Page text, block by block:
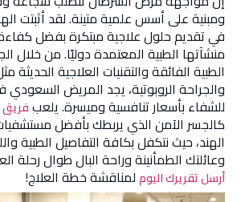
ومبنية على أسس علمية متينة. لقد أثبتت
في تقديم حلول علاجية مبتكرة بفضل
منشآتها الطبية المعتمدة دوليًا. من خلال
الطبية الفائقة والتقنيات العلاجية الحديثة
والجراحة الروبوتية، يجد المريض
للشفاء بأسعار تنافسية وميسرة. يلعبفريق
كالجسر الآمن الذي يربطك بأفضل
الهند، حيث نتكفل بكافة التفاصيل الطبية
وعائلتك الطمأنينة وراحة البال طوال رحلة
أرسل تقريرك اليوملمناقشة خطة العلاج!